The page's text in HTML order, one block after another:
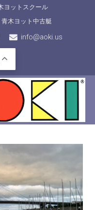
ヨットスクール
青木ヨット中古艇
info@aoki.us